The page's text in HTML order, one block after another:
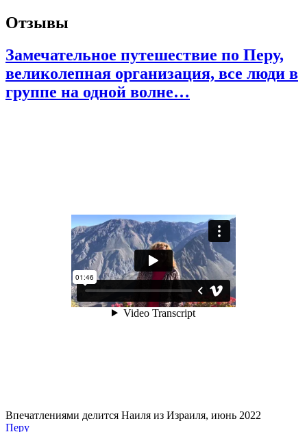
Отзывы
Замечательное путешествие по Перу,
великолепная организация, все люди в
группе на одной волне…
Впечатлениями делится Наиля из Израиля, июнь 2022
Перу